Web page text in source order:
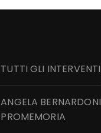
GLI INTERVENTI
BERNARDONI